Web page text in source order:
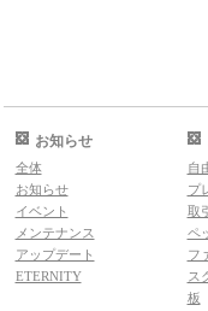
お知らせ
全体
お知らせ
イベント
メンテナンス
アップデート
ETERNITY
自
プ
取
ペ
フ
ス
板